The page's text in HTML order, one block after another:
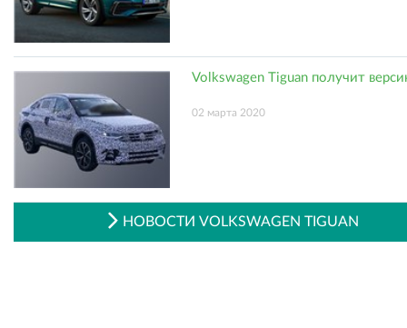
Volkswagen Tiguan получит
02 марта 2020
НОВОСТИ VOLKSWAGEN TIGUAN